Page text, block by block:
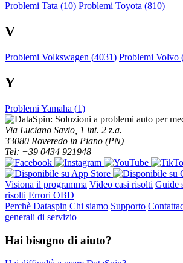
Problemi Tata (10) Problemi Toyota (810)
V
Problemi Volkswagen (4031) Problemi Volvo
Y
Problemi Yamaha (1)
Via Luciano Savio, 1 int. 2 z.a.
33080 Roveredo in Piano (PN)
Tel: +39 0434 921948
Visiona il programma Video casi risolti Guide
risolti Errori OBD
Perchè Dataspin Chi siamo Supporto
generali di servizio
Hai bisogno di aiuto?